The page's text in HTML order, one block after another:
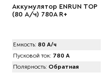
Аккумулятор ENRUN TOP
(80 А/ч) 780A R+
Емкость: 80 А/ч
Пусковой ток: 780 А
Полярность: Обратная